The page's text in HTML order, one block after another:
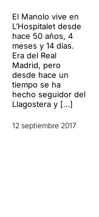
El Manolo vive en
L’Hospitalet desde
hace 50 años, 4
meses y 14 días.
Era del Real
Madrid, pero
desde hace un
tiempo se ha
hecho seguidor del
Llagostera y […]
12 septiembre 2017